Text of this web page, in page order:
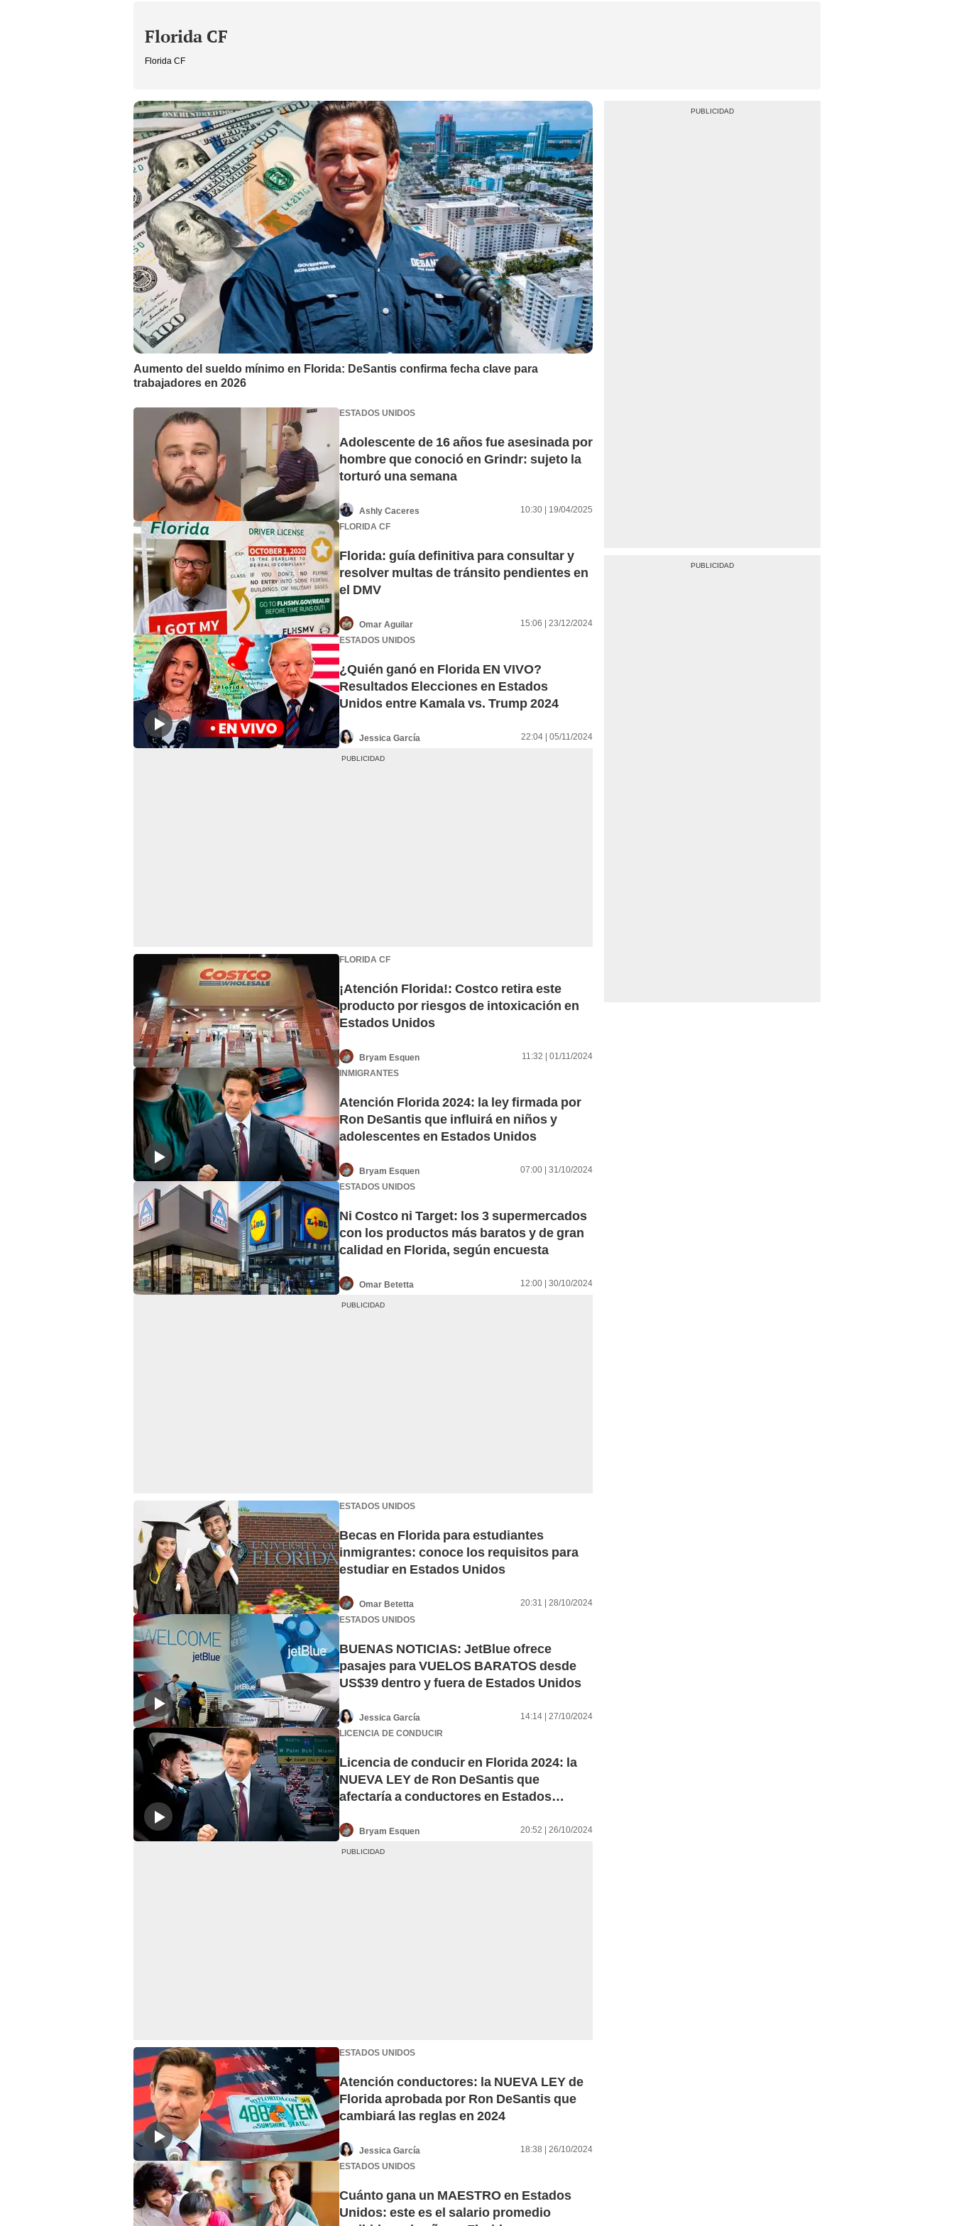
Florida CF
Florida CF
Aumento del sueldo mínimo en Florida: DeSantis confirma fecha clave para
trabajadores en 2026
ESTADOS UNIDOS
Adolescente de 16 años fue asesinada por
hombre que conoció en Grindr: sujeto la
torturó una semana
Ashly Caceres
10:30 | 19/04/2025
FLORIDA CF
Florida: guía definitiva para consultar y
resolver multas de tránsito pendientes en
el DMV
Omar Aguilar
15:06 | 23/12/2024
ESTADOS UNIDOS
¿Quién ganó en Florida EN VIVO?
Resultados Elecciones en Estados
Unidos entre Kamala vs. Trump 2024
Jessica García 22:04 | 05/11/2024
FLORIDA CF
¡Atención Florida!: Costco retira este
producto por riesgos de intoxicación en
Estados Unidos
Bryam Esquen
11:32 | 01/11/2024
INMIGRANTES
Atención Florida 2024: la ley firmada por
Ron DeSantis que influirá en niños y
adolescentes en Estados Unidos
Bryam Esquen
07:00 | 31/10/2024
ESTADOS UNIDOS
Ni Costco ni Target: los 3 supermercados
con los productos más baratos y de gran
calidad en Florida, según encuesta
Omar Betetta 12:00 | 30/10/2024
ESTADOS UNIDOS
Becas en Florida para estudiantes
inmigrantes: conoce los requisitos para
estudiar en Estados Unidos
Omar Betetta
20:31 | 28/10/2024
ESTADOS UNIDOS
BUENAS NOTICIAS: JetBlue ofrece
pasajes para VUELOS BARATOS desde
US$39 dentro y fuera de Estados Unidos
Jessica García
14:14 | 27/10/2024
LICENCIA DE CONDUCIR
Licencia de conducir en Florida 2024: la
NUEVA LEY de Ron DeSantis que
afectaría a conductores en Estados
Bryam Esquen 20:52 | 26/10/2024
ESTADOS UNIDOS
Atención conductores: la NUEVA LEY de
Florida aprobada por Ron DeSantis que
cambiará las reglas en 2024
Jessica García
18:38 | 26/10/2024
ESTADOS UNIDOS
Cuánto gana un MAESTRO en Estados
Unidos: este es el salario promedio